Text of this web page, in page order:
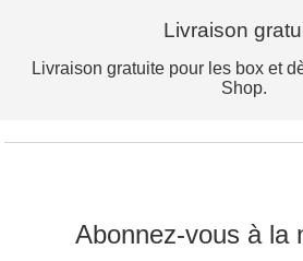
Livraison
Livraison gratuite pour les box et
Shop.
Abonnez-vous à la